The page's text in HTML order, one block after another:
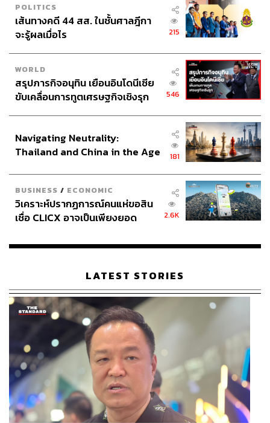
POLITICS
เส้นทางคดี 44 สส. ในชั้นศาลฎีกา
จะรู้ผลเมื่อไร
215
WORLD
สรุปภารกิจอนุทิน เยือนอินโดนีเซีย
ขับเคลื่อนการทูตเศรษฐกิจเชิงรุก
546
Navigating Neutrality:
Thailand and China in the Age
181
BUSINESS / ECONOMIC
วิเคราะห์ปรากฏการณ์คนแห่ขอสิน
เชื่อ CLICX อาจเป็นเพียงยอด
เรือนไทยที่ถูกซุกไว้
2.6K
LATEST STORIES